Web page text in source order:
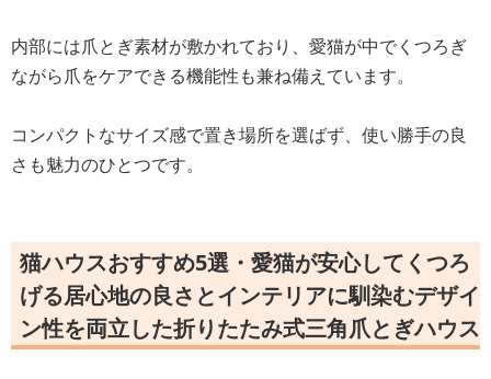
内部には爪とぎ素材が敷かれており、愛猫が中でくつろぎ
ながら爪をケアできる機能性も兼ね備えています。
コンパクトなサイズ感で置き場所を選ばず、使い勝手の良
さも魅力のひとつです。
猫ハウスおすすめ5選・愛猫が安心してくつろ
げる居心地の良さとインテリアに馴染むデザイ
ン性を両立した折りたたみ式三角爪とぎハウス